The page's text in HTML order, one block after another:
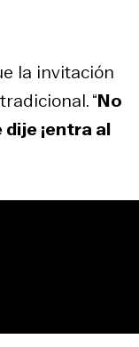
la invitación
“No
¡entra al